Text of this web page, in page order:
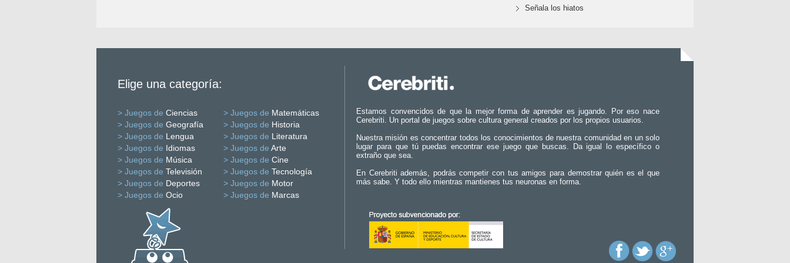
Señala los hiatos
Elige una categoría:
> Juegos de Ciencias > Juegos de Matemáticas
> Juegos de Geografía > Juegos de Historia
> Juegos de Lengua > Juegos de Literatura
> Juegos de Idiomas > Juegos de Arte
> Juegos de Música > Juegos de Cine
> Juegos de Televisión > Juegos de Tecnología
> Juegos de Deportes > Juegos de Motor
> Juegos de Ocio > Juegos de Marcas
Estamos convencidos de que la mejor forma de aprender es jugando. Por eso nace
Cerebriti. Un portal de juegos sobre cultura general creados por los propios usuarios.
Nuestra misión es concentrar todos los conocimientos de nuestra comunidad en un solo
lugar para que tú puedas encontrar ese juego que buscas. Da igual lo específico o
extraño que sea.
En Cerebriti además, podrás competir con tus amigos para demostrar quién es el que
más sabe. Y todo ello mientras mantienes tus neuronas en forma.